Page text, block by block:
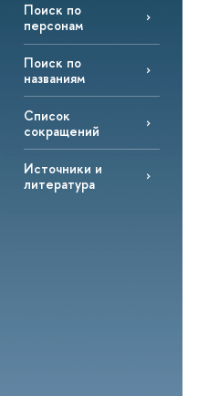
Поиск по
персонам
Поиск по
названиям
Список
сокращений
Источники и
литература